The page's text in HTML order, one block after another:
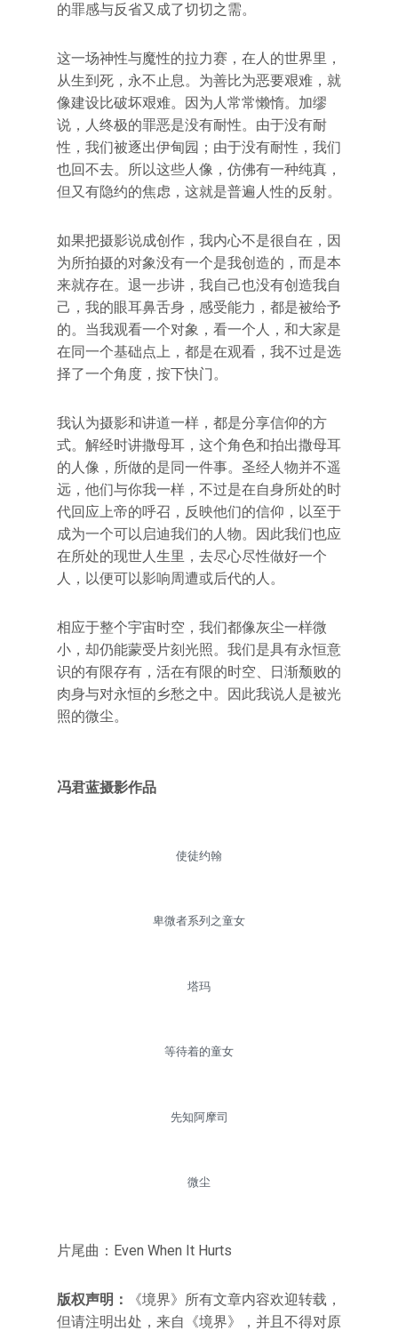
的罪感与反省又成了切切之需。
这一场神性与魔性的拉力赛，在人的世界里，
从生到死，永不止息。为善比为恶要艰难，就
像建设比破坏艰难。因为人常常懒惰。加缪
说，人终极的罪恶是没有耐性。由于没有耐
性，我们被逐出伊甸园；由于没有耐性，我们
也回不去。所以这些人像，仿佛有一种纯真，
但又有隐约的焦虑，这就是普遍人性的反射。
如果把摄影说成创作，我内心不是很自在，因
为所拍摄的对象没有一个是我创造的，而是本
来就存在。退一步讲，我自己也没有创造我自
己，我的眼耳鼻舌身，感受能力，都是被给予
的。当我观看一个对象，看一个人，和大家是
在同一个基础点上，都是在观看，我不过是选
择了一个角度，按下快门。
我认为摄影和讲道一样，都是分享信仰的方
式。解经时讲撒母耳，这个角色和拍出撒母耳
的人像，所做的是同一件事。圣经人物并不遥
远，他们与你我一样，不过是在自身所处的时
代回应上帝的呼召，反映他们的信仰，以至于
成为一个可以启迪我们的人物。因此我们也应
在所处的现世人生里，去尽心尽性做好一个
人，以便可以影响周遭或后代的人。
相应于整个宇宙时空，我们都像灰尘一样微
小，却仍能蒙受片刻光照。我们是具有永恒意
识的有限存有，活在有限的时空、日渐颓败的
肉身与对永恒的乡愁之中。因此我说人是被光
照的微尘。
冯君蓝摄影作品
使徒约翰
卑微者系列之童女
塔玛
等待着的童女
先知阿摩司
微尘
片尾曲：Even When It Hurts
版权声明：
《境界》所有文章内容欢迎转载，
但请注明出处，来自《境界》，并且不得对原